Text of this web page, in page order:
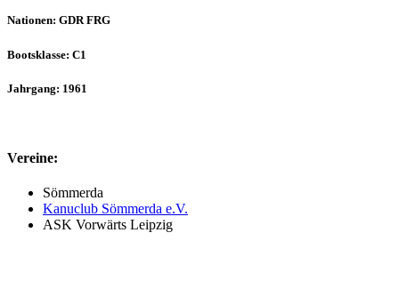
Nationen: GDR FRG
Bootsklasse: C1
Jahrgang: 1961
Vereine:
Sömmerda
Kanuclub Sömmerda e.V.
ASK Vorwärts Leipzig